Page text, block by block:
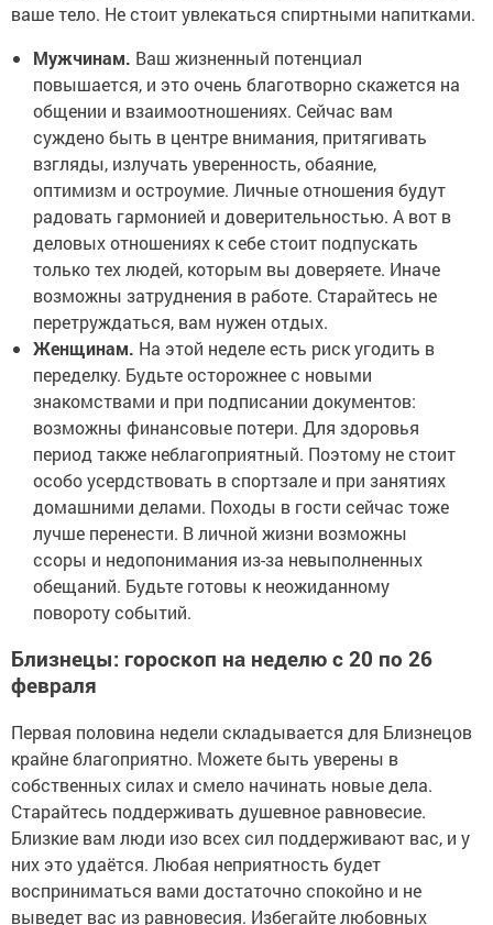
ваше тело. Не стоит увлекаться спиртными напитками.
Мужчинам. Ваш жизненный потенциал
повышается, и это очень благотворно скажется на
общении и взаимоотношениях. Сейчас вам
суждено быть в центре внимания, притягивать
взгляды, излучать уверенность, обаяние,
оптимизм и остроумие. Личные отношения будут
радовать гармонией и доверительностью. А вот в
деловых отношениях к себе стоит подпускать
только тех людей, которым вы доверяете. Иначе
возможны затруднения в работе. Старайтесь не
перетруждаться, вам нужен отдых.
Женщинам. На этой неделе есть риск угодить в
переделку. Будьте осторожнее с новыми
знакомствами и при подписании документов:
возможны финансовые потери. Для здоровья
период также неблагоприятный. Поэтому не стоит
особо усердствовать в спортзале и при занятиях
домашними делами. Походы в гости сейчас тоже
лучше перенести. В личной жизни возможны
ссоры и недопонимания из-за невыполненных
обещаний. Будьте готовы к неожиданному
повороту событий.
Близнецы: гороскоп на неделю с 20 по 26
февраля
Первая половина недели складывается для Близнецов
крайне благоприятно. Можете быть уверены в
собственных силах и смело начинать новые дела.
Старайтесь поддерживать душевное равновесие.
Близкие вам люди изо всех сил поддерживают вас, и у
них это удаётся. Любая неприятность будет
восприниматься вами достаточно спокойно и не
выведет вас из равновесия. Избегайте любовных